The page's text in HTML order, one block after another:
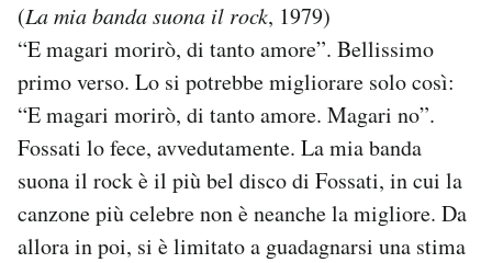
(La mia banda suona il rock, 1979)
“E magari morirò, di tanto amore”. Bellissimo
primo verso. Lo si potrebbe migliorare solo così:
“E magari morirò, di tanto amore. Magari no”.
Fossati lo fece, avvedutamente. La mia banda
suona il rock è il più bel disco di Fossati, in cui la
canzone più celebre non è neanche la migliore. Da
allora in poi, si è limitato a guadagnarsi una stima